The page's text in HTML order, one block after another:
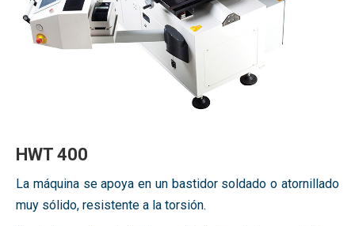
HWT 400
La máquina se apoya en un bastidor soldado o atornillado
muy sólido, resistente a la torsión.